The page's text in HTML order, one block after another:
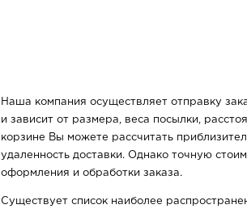
Наша компания осуществляет отправку
и зависит от размера, веса посылки,
корзине Вы можете рассчитать
удаленность доставки. Однако точную
оформления и обработки заказа.​
Существует список наиболее